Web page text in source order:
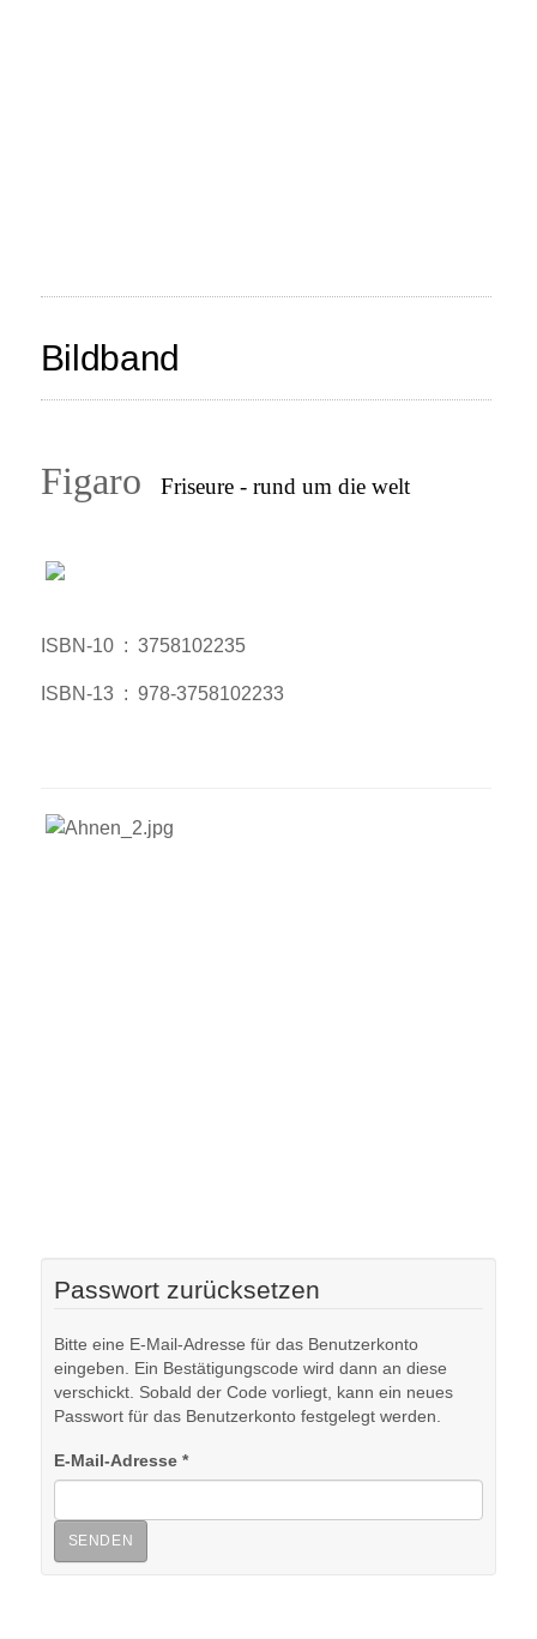
Bildband
Figaro Friseure - rund um die welt
ISBN-10 ‏ : ‎ 3758102235
ISBN-13 ‏ : ‎ 978-3758102233
Passwort zurücksetzen
Bitte eine E-Mail-Adresse für das Benutzerkonto
eingeben. Ein Bestätigungscode wird dann an diese
verschickt. Sobald der Code vorliegt, kann ein neues
Passwort für das Benutzerkonto festgelegt werden.
E-Mail-Adresse*
SENDEN